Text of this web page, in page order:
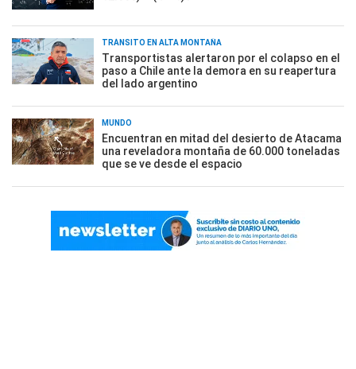
TRÁNSITO EN ALTA MONTAÑA
Transportistas alertaron por el colapso en el
paso a Chile ante la demora en su reapertura
del lado argentino
MUNDO
Encuentran en mitad del desierto de Atacama
una reveladora montaña de 60.000 toneladas
que se ve desde el espacio